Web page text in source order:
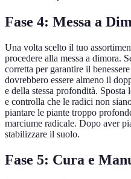
Fase 4: Messa a
Una volta scelto il tuo
procedere alla messa a dimora.
corretta per garantire il
dovrebbero essere almeno il
e della stessa profondità.
e controlla che le radici non
piantare le piante troppo
marciume radicale. Dopo aver
stabilizzare il suolo.
Fase 5: Cura e